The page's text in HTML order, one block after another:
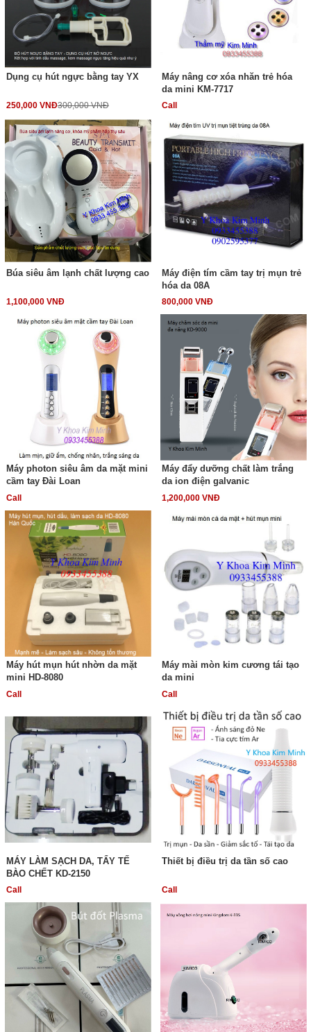
Dụng cụ hút ngực bằng tay YX
250,000 VNĐ300,000 VNĐ
Máy nâng cơ xóa nhăn trẻ hóa
da mini KM-7717
Call
Búa siêu âm lạnh chất lượng cao
1,100,000 VNĐ
Máy điện tím cầm tay trị mụn trẻ
hóa da 08A
800,000 VNĐ
Máy photon siêu âm da mặt mini
cầm tay Đài Loan
Call
Máy đẩy dưỡng chất làm trắng
da ion điện galvanic
1,200,000 VNĐ
Máy hút mụn hút nhờn da mặt
mini HD-8080
Call
Máy mài mòn kim cương tái tạo
da mini
Call
MÁY LÀM SẠCH DA, TẨY TẾ
BÀO CHẾT KD-2150
Call
Thiết bị điều trị da tần số cao
Call